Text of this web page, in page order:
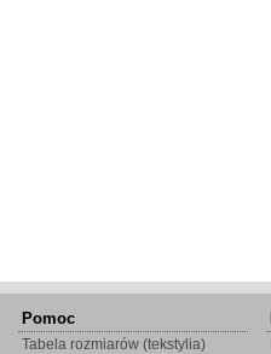
Pomoc
Tabela rozmiarów (tekstylia)